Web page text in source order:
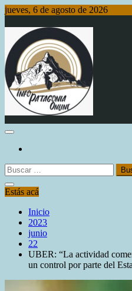
Saltar
contenido
jueves, 6 de agosto de 2026
Info Patagonia Online
Buscar:
Estás acá
Inicio
2023
junio
22
UBER: “La actividad
un control por parte del